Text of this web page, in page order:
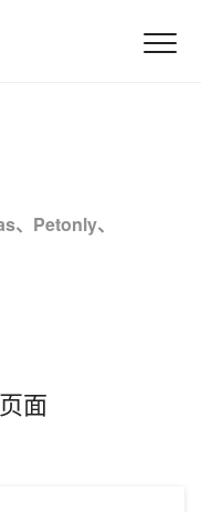
、Petonly、
面